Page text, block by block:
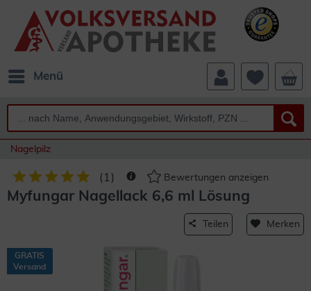
Menü
Nagelpilz
( 1 ) Bewertungen anzeigen
Myfungar Nagellack 6,6 ml Lösung
Teilen Merken
GRATIS
Versand